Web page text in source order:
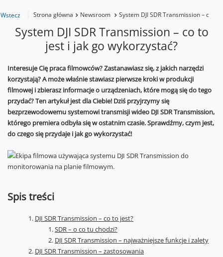
Wstecz Strona główna Newsroom System DJI SDR Transmission – co
System DJI SDR Transmission – co to
jest i jak go wykorzystać?
Interesuje Cię praca filmowców? Zastanawiasz się, z jakich narzędzi
korzystają? A może właśnie stawiasz pierwsze kroki w produkcji
filmowej i zbierasz informacje o urządzeniach, które mogą się do tego
przydać? Ten artykuł jest dla Ciebie! Dziś przyjrzymy się
bezprzewodowemu systemowi transmisji wideo DJI SDR Transmission,
którego premiera odbyła się w ostatnim czasie. Sprawdźmy, czym jest,
do czego się przydaje i jak go wykorzystać!
Spis treści
DJI SDR Transmission – co to jest?
SDR – o co tu chodzi?
DJI SDR Transmission – najważniejsze funkcje i zalety
DJI SDR Transmission – zastosowania